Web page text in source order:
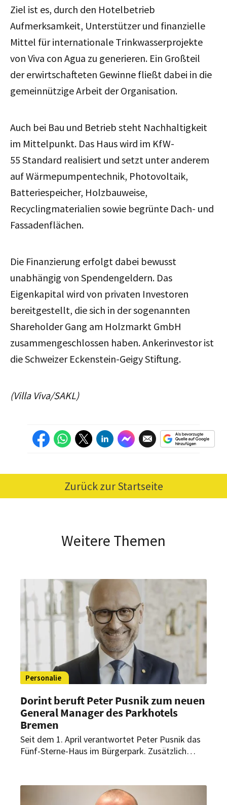
Ziel ist es, durch den Hotelbetrieb
Aufmerksamkeit, Unterstützer und finanzielle
Mittel für internationale Trinkwasserprojekte
von Viva con Agua zu generieren. Ein Großteil
dererwirtschafteten Gewinne fließt dabei in die
gemeinnützige Arbeit der Organisation.
Auch bei Bau und Betrieb steht Nachhaltigkeit
im Mittelpunkt. Das Haus wird im KfW-
55 Standard realisiert und setzt unter anderem
auf Wärmepumpentechnik, Photovoltaik,
Batteriespeicher, Holzbauweise,
Recyclingmaterialien sowie begrünte Dach- und
Fassadenflächen.
Die Finanzierung erfolgt dabei bewusst
unabhängig von Spendengeldern. Das
Eigenkapital wird von privaten Investoren
bereitgestellt, die sich in der sogenannten
Shareholder Gang am Holzmarkt GmbH
zusammengeschlossen haben. Ankerinvestor ist
die Schweizer Eckenstein-Geigy Stiftung.
(Villa Viva/SAKL)
Zurück zur Startseite
Weitere Themen
Personalie
Dorint beruft Peter Pusnik zum neuen
General Manager des Parkhotels
Bremen
Seit dem 1. April verantwortet Peter Pusnik das
Fünf-Sterne-Haus im Bürgerpark. Zusätzlich